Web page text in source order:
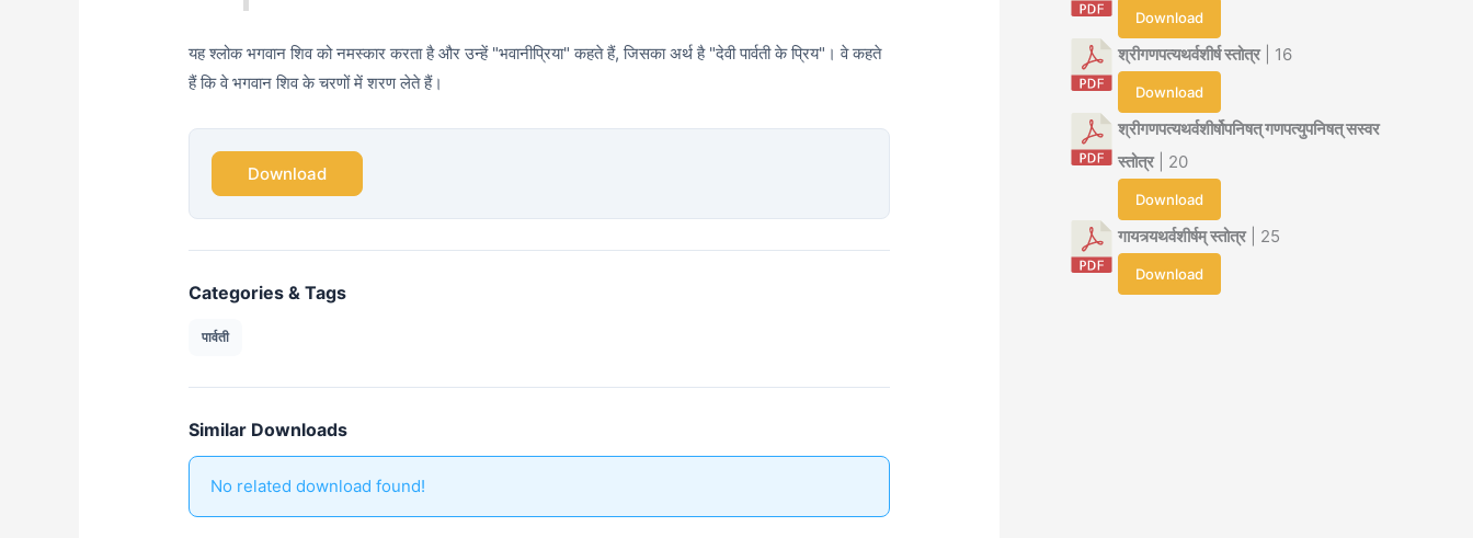
यह श्लोक भगवान शिव को नमस्कार करता है और उन्हें "भवानीप्रिया" कहते हैं, जिसका अर्थ है "देवी पार्वती के प्रिय"। वे कहते
हैं कि वे भगवान शिव के चरणों में शरण लेते हैं।
Download
Categories & Tags
पार्वती
Similar Downloads
No related download found!
Download
श्रीगणपत्यथर्वशीर्ष स्तोत्र| 16
Download
श्रीगणपत्यथर्वशीर्षोपनिषत् गणपत्युपनिषत् सस्वर
स्तोत्र| 20
Download
गायत्र्यथर्वशीर्षम् स्तोत्र| 25
Download